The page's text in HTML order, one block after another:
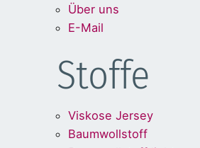
Über uns
E-Mail
Stoffe
Viskose Jersey
Baumwollstoff